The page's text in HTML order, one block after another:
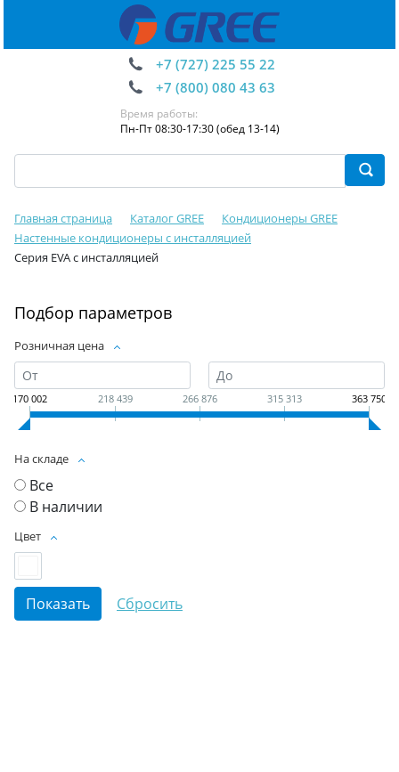
+7 (727) 225 55 22
+7 (800) 080 43 63
Время работы:
Пн-Пт 08:30-17:30 (обед 13-14)
Главная страница Каталог GREE
Кондиционеры GREE
Настенные кондиционеры с инсталляцией
Серия EVA с инсталляцией
Подбор параметров
Розничная цена
170 002 218 439 266 876 315 313 363 750
На складе
Все
В наличии
Цвет